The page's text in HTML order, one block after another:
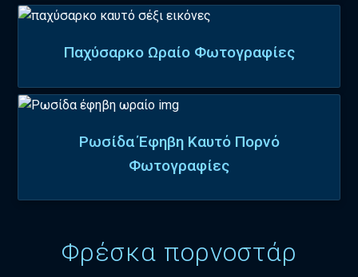
Παχύσαρκο Ωραίο Φωτογραφίες
Ρωσίδα Έφηβη Καυτό Πορνό
Φωτογραφίες
Φρέσκα πορνοστάρ